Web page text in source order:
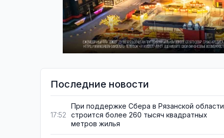
Последние новости
17:52
При поддержке Сбера в Рязанской области
строится более 260 тысяч квадратных
метров жилья